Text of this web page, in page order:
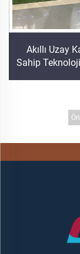
Akıllı Uzay
Sahip